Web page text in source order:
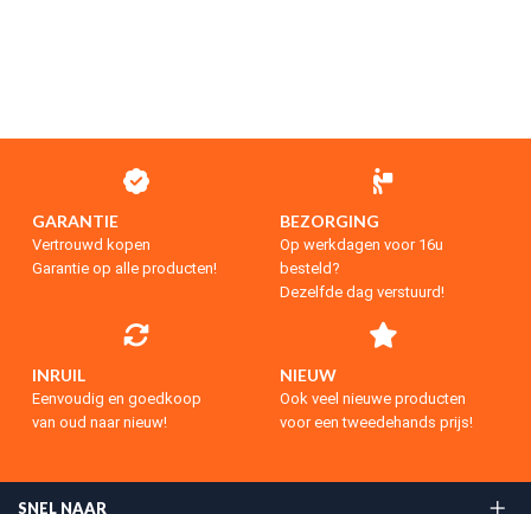
GARANTIE
Vertrouwd kopen
Garantie op alle producten!
BEZORGING
Op werkdagen voor 16u
besteld?
Dezelfde dag verstuurd!
INRUIL
Eenvoudig en goedkoop
van oud naar nieuw!
NIEUW
Ook veel nieuwe producten
voor een tweedehands prijs!
SNEL NAAR